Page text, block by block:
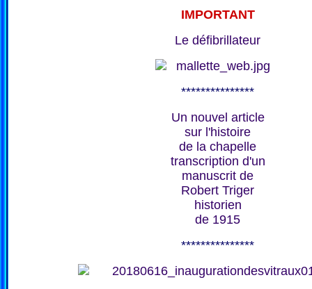
IMPORTANT
Le défibrillateur
***************
Un nouvel article
sur l'histoire
de la chapelle
transcription d'un
manuscrit de
Robert Triger
historien
de 1915
***************